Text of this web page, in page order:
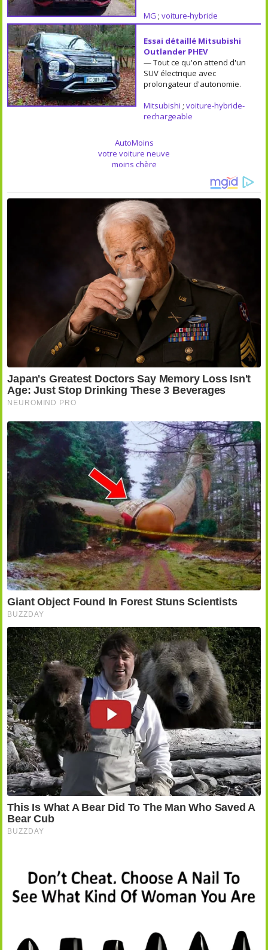
MG ; voiture-hybride
Essai détaillé Mitsubishi
Outlander PHEV
— Tout ce qu'on attend d'un
SUV électrique avec
prolongateur d'autonomie.
Mitsubishi ; voiture-hybride-
rechargeable
AutoMoins
votre voiture neuve
moins chère